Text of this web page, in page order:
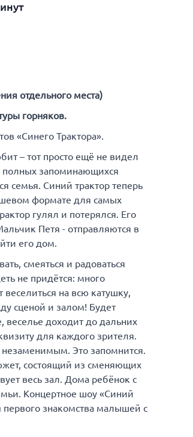
отдельного места)
горняков.
«Синего Трактора».
– тот просто ещё не видел
полных запоминающихся
семья. Синий трактор теперь
формате для самых
гулял и потерялся. Его
Петя - отправляются в
его дом.
смеяться и радоваться
не придётся: много
на всю катушку,
сценой и залом! Будет
веселье доходит до дальних
для каждого зрителя.
Это запомнится.
состоящий из сменяющих
весь зал. Дома ребёнок с
Концертное шоу «Синий
первого знакомства малышей с